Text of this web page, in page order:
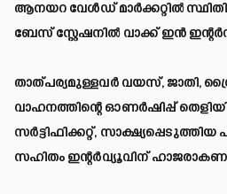
ആനയറ വേൾഡ് മാർക്കറ്റിൽ
ബേസ് സ്റ്റേഷനിൽ വാക്ക് ഇൻ
താത്പര്യമുള്ളവർ വയസ്, ജാതി,
വാഹനത്തിന്റെ ഓണർഷിപ്പ്
സർട്ടിഫിക്കറ്റ്,
സഹിതം ഇന്റർവ്യൂവിന്